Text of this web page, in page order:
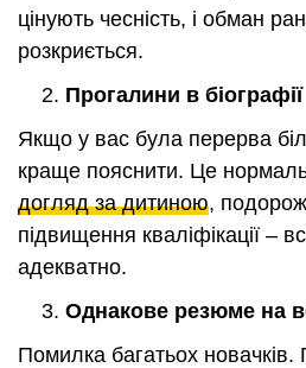
цінують чесність, і обман
розкриється.
Прогалини в біографії
Якщо у вас була перерва
краще пояснити. Це
догляд за дитиною,
підвищення кваліфікації –
адекватно.
Однакове резюме на
Помилка багатьох